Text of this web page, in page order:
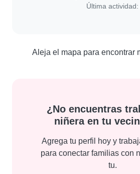
Última
Aleja el mapa para encontrar
¿No encuentras
niñera en tu
Agrega tu perfil hoy y
para conectar familias con
tu.